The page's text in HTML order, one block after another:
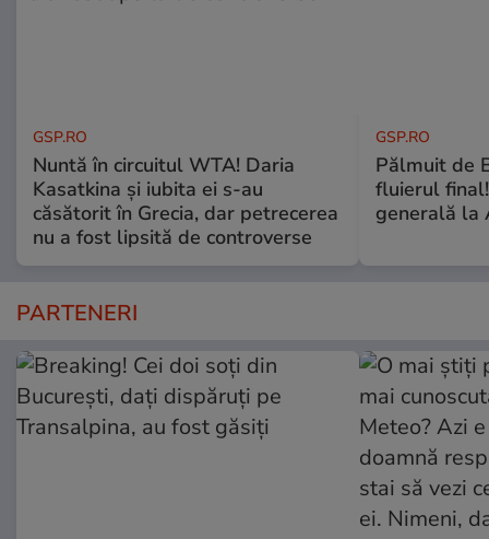
GSP.RO
Nuntă în circuitul WTA! Daria
Kasatkina și iubita ei s-au
căsătorit în Grecia, dar petrecerea
nu a fost lipsită de controverse
GSP.RO
Pălmuit de
fluierul
generală la
PARTENERI